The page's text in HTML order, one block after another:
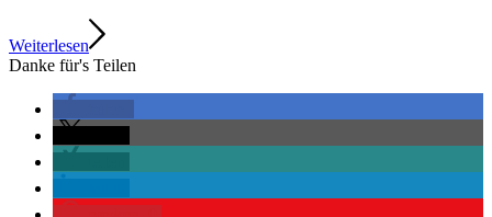
Weiterlesen
Danke für's Teilen